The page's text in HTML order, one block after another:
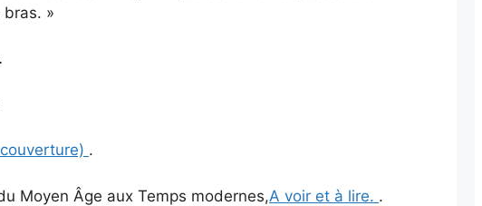
»
.
Moyen Âge aux Temps modernes,A voir et à lire. .